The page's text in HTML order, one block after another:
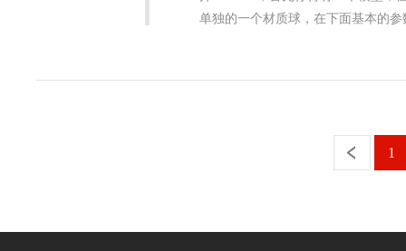
单独的一个材质球，在下面基本的
1